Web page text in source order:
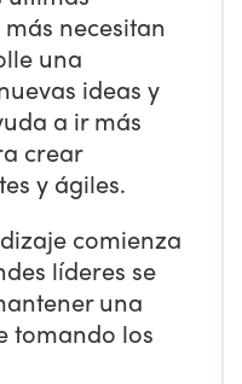
necesitan
una
ideas y
a ir más
crear
y ágiles.
comienza
líderes se
una
tomando los